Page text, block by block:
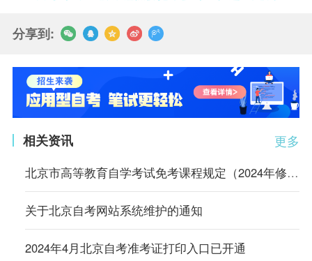
分享到:
更多
相关资讯
北京市高等教育自学考试免考课程规定（2024年修订）
关于北京自考网站系统维护的通知
2024年4月北京自考准考证打印入口已开通